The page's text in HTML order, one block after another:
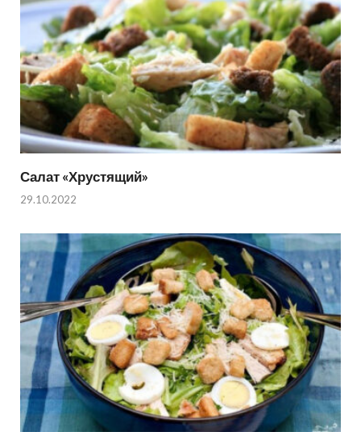
Салат «Хрустящий»
29.10.2022